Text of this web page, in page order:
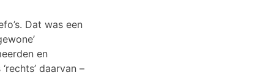
Dat was een
en
daarvan –